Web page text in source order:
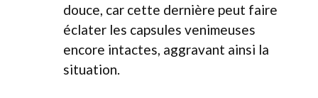
douce, car cette dernière peut faire
éclater les capsules venimeuses
encore intactes, aggravant ainsi la
situation.